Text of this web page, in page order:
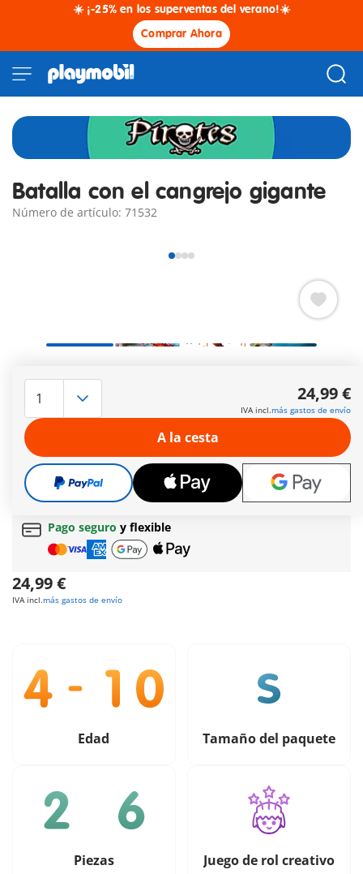
☀️ ¡-25% en los superventas del verano!☀️
Comprar Ahora
Batalla con el cangrejo gigante
Número de artículo: 71532
Más información
Envío gratis a partir normal
de 60 € (Península y
Envío gratisa partir de60 €(Península y Baleares) |
a partir de
150 €(Canarias, Ceuta y Melilla)
Regalo gratisen pedidos desde30 €
Pago seguro y flexible
24,99 €
IVA incl.más gastos de envío
24,99 €
IVA incl.más gastos de envío
A la cesta
Edad Tamaño del paquete
Piezas Juego de rol creativo